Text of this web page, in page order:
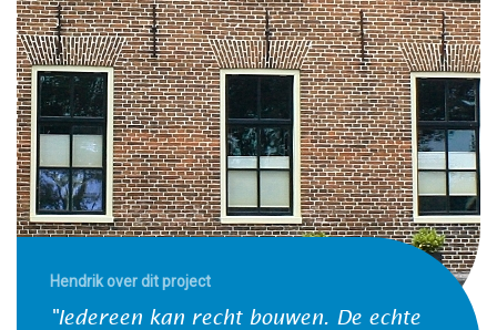
Hendrik over dit project
"Iedereen kan recht bouwen. De echte